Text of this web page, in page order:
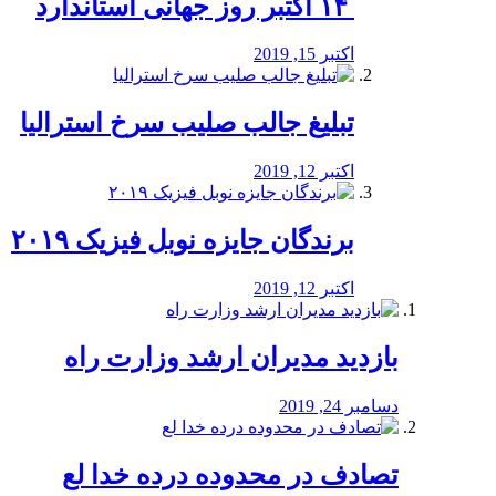
اکتبر 15, 2019
تبلیغ جالب صلیب سرخ استرالیا
اکتبر 12, 2019
برندگان جایزه نوبل فیزیک ۲۰۱۹
اکتبر 12, 2019
بازدید مدیران ارشد وزارت راه
دسامبر 24, 2019
تصادف در محدوده درده خدا لع